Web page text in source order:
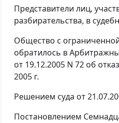
Представители лиц,
разбирательства, в
Общество с
обратилось в
от 19.12.2005 N 72 об
2005 г.
Решением суда от
Постановлением